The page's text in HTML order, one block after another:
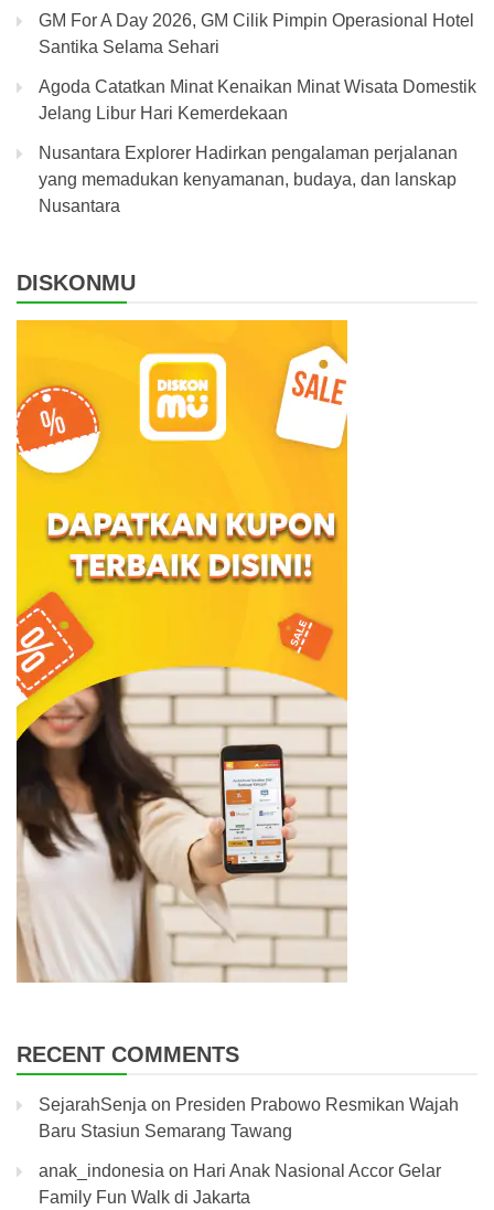
GM For A Day 2026, GM Cilik Pimpin Operasional Hotel
Santika Selama Sehari
Agoda Catatkan Minat Kenaikan Minat Wisata Domestik
Jelang Libur Hari Kemerdekaan
Nusantara Explorer Hadirkan pengalaman perjalanan
yang memadukan kenyamanan, budaya, dan lanskap
Nusantara
DISKONMU
RECENT COMMENTS
SejarahSenja on Presiden Prabowo Resmikan Wajah
Baru Stasiun Semarang Tawang
anak_indonesia on Hari Anak Nasional Accor Gelar
Family Fun Walk di Jakarta